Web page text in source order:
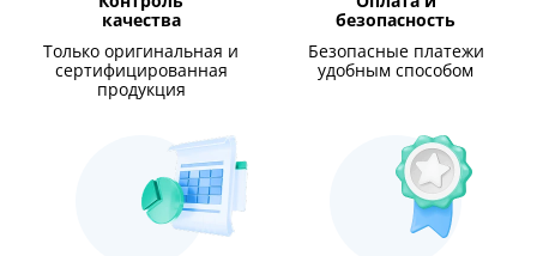
качества
Только оригинальная и
сертифицированная
продукция
безопасность
Безопасные платежи
удобным способом